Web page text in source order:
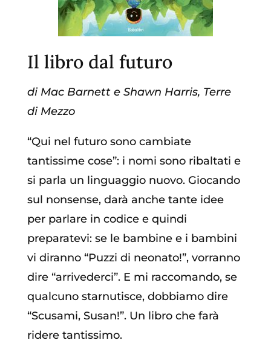
Il libro dal futuro
di Mac Barnett e Shawn Harris, Terre
di Mezzo
“Qui nel futuro sono cambiate
tantissime cose”: i nomi sono ribaltati e
si parla un linguaggio nuovo. Giocando
sul nonsense, darà anche tante idee
per parlare in codice e quindi
preparatevi: se le bambine e i bambini
vi diranno “Puzzi di neonato!”, vorranno
dire “arrivederci”. E mi raccomando, se
qualcuno starnutisce, dobbiamo dire
“Scusami, Susan!”. Un libro che farà
ridere tantissimo.